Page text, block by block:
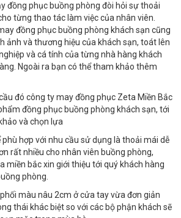
đồng phục buồng phòng đòi hỏi sự thoải
từng thao tác làm việc của nhân viên.
đồng phục buồng phòng khách sạn cũng
ảnh và thương hiệu của khách sạn, toát lên
và cá tính của từng nhà hàng khách
Ngoài ra bạn có thể tham khảo thêm
đó công ty may đồng phục Zeta Miền Bắc
đồng phục buồng phòng khách sạn, tới
và chọn lựa
phù hợp với nhu cầu sử dụng là thoải mái dễ
rất nhiều cho nhân viên buồng phòng,
miền bắc xin giới thiệu tới quý khách hàng
phòng.
màu nâu 2cm ở cửa tay vừa đơn giản
thái khác biệt so với các bộ phận khách sẽ